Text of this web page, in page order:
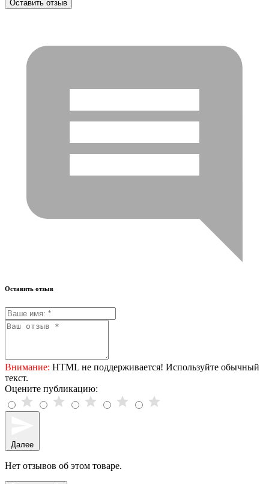
Оставить отзыв
Оставить отзыв
Внимание: HTML не поддерживается! Используйте обычный
текст.
Оцените публикацию:
Далее
Нет отзывов об этом товаре.